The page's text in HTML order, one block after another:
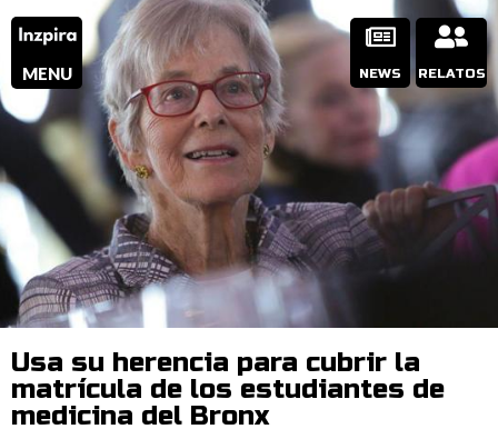
MENU NEWS RELATOS
Usa su herencia para cubrir la
matrícula de los estudiantes de
medicina del Bronx